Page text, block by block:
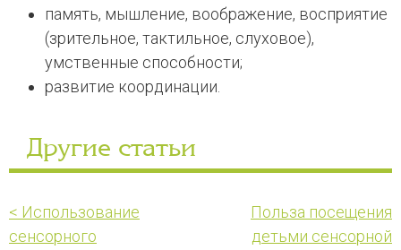
память, мышление, воображение, восприятие
(зрительное, тактильное, слуховое),
умственные способности;
развитие координации.
Другие статьи
< Использование
сенсорного
Польза посещения
детьми сенсорной